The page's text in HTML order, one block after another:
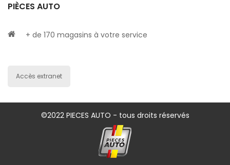
PIÈCES AUTO
+ de 170 magasins à votre service
Accès extranet
©2022 PIECES AUTO - tous droits réservés